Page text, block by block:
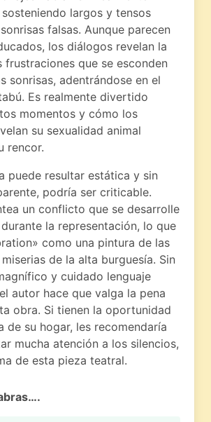
largos y tensos
falsas. Aunque parecen
los diálogos revelan la
frustraciones que se esconden
sonrisas, adentrándose en el
Es realmente divertido
momentos y cómo los
su sexualidad animal
rencor.
puede resultar estática y sin
podría ser criticable.
un conflicto que se desarrolle
la representación, lo que
como una pintura de las
de la alta burguesía. Sin
y cuidado lenguaje
autor hace que valga la pena
obra. Si tienen la oportunidad
de su hogar, les recomendaría
mucha atención a los silencios,
de esta pieza teatral.